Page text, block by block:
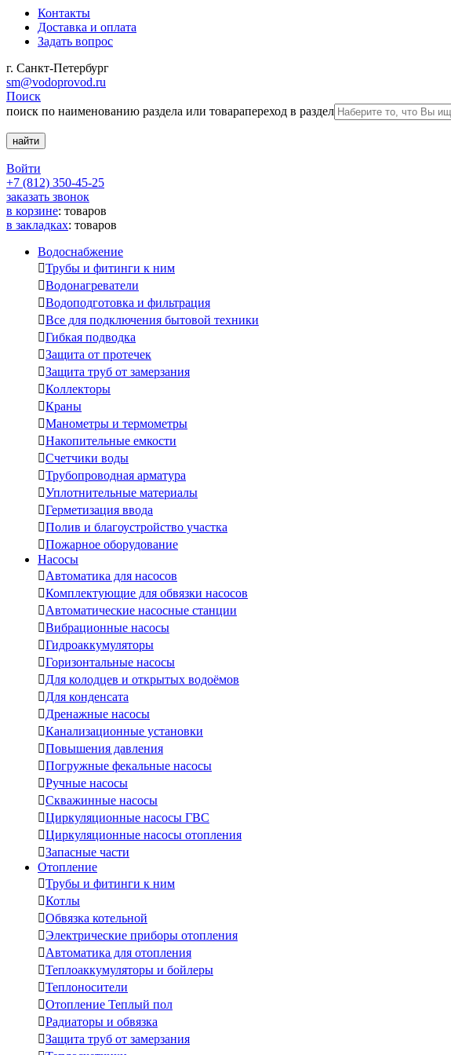
Контакты
Доставка и оплата
Задать вопрос
г. Санкт-Петербург
sm@vodoprovod.ru
Поиск
поиск по наименованию раздела или товарапереход в раздел
Войти
+7 (812) 350-45-25
заказать звонок
в корзине: товаров
в закладках: товаров
Водоснабжение
Трубы и фитинги к ним
Водонагреватели
Водоподготовка и фильтрация
Все для подключения бытовой техники
Гибкая подводка
Защита от протечек
Защита труб от замерзания
Коллекторы
Краны
Манометры и термометры
Накопительные емкости
Счетчики воды
Трубопроводная арматура
Уплотнительные материалы
Герметизация ввода
Полив и благоустройство участка
Пожарное оборудование
Насосы
Автоматика для насосов
Комплектующие для обвязки насосов
Автоматические насосные станции
Вибрационные насосы
Гидроаккумуляторы
Горизонтальные насосы
Для колодцев и открытых водоёмов
Для конденсата
Дренажные насосы
Канализационные установки
Повышения давления
Погружные фекальные насосы
Ручные насосы
Скважинные насосы
Циркуляционные насосы ГВС
Циркуляционные насосы отопления
Запасные части
Отопление
Трубы и фитинги к ним
Котлы
Обвязка котельной
Электрические приборы отопления
Автоматика для отопления
Теплоаккумуляторы и бойлеры
Теплоносители
Отопление Теплый пол
Радиаторы и обвязка
Защита труб от замерзания